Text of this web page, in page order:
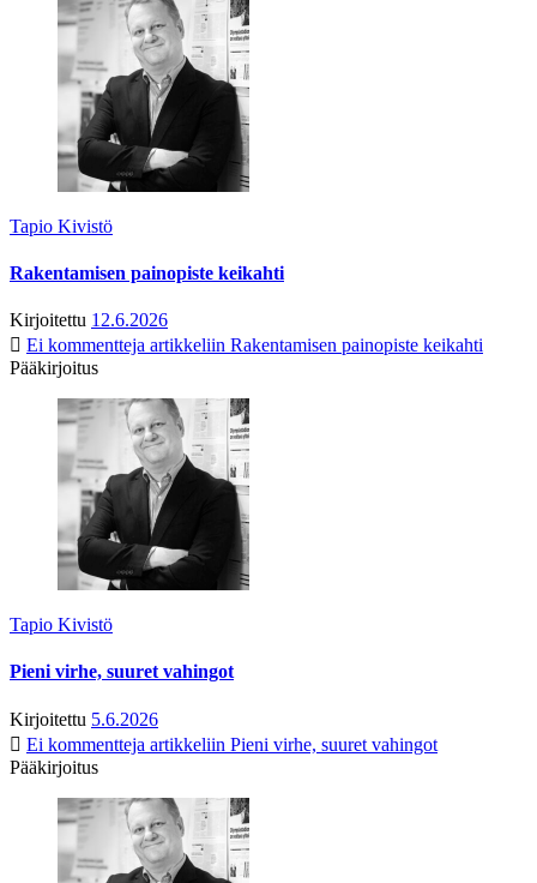
Tapio Kivistö
Rakentamisen painopiste keikahti
Kirjoitettu 12.6.2026
Ei kommentteja artikkeliin Rakentamisen painopiste keikahti
Pääkirjoitus
Tapio Kivistö
Pieni virhe, suuret vahingot
Kirjoitettu 5.6.2026
Ei kommentteja artikkeliin Pieni virhe, suuret vahingot
Pääkirjoitus